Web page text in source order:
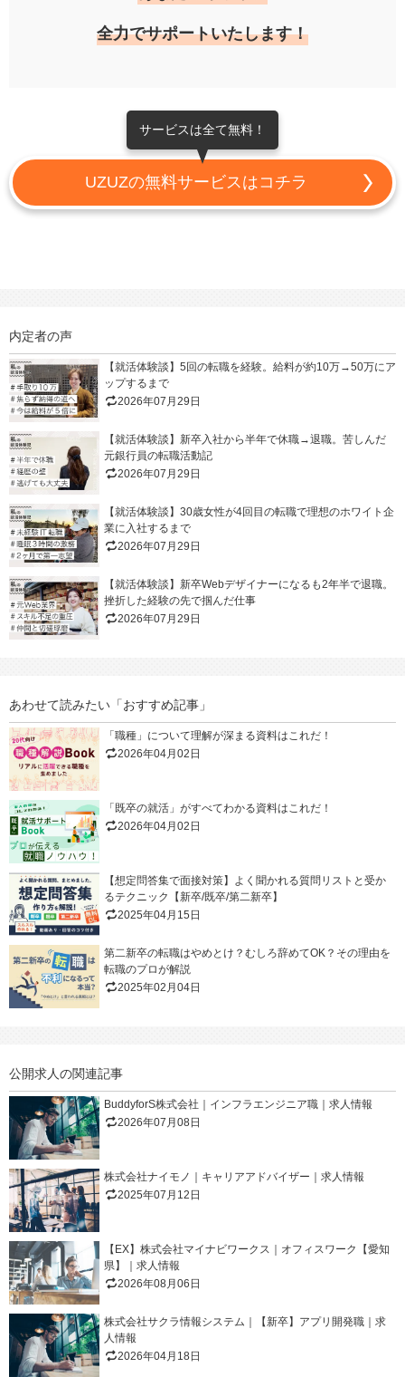
全力でサポートいたします！
サービスは全て無料！
UZUZの無料サービスはコチラ
内定者の声
【就活体験談】5回の転職を経験。給料が約10万→50万にア
ップするまで
2026年07月29日
【就活体験談】新卒入社から半年で休職→退職。苦しんだ
元銀行員の転職活動記
2026年07月29日
【就活体験談】30歳女性が4回目の転職で理想のホワイト企
業に入社するまで
2026年07月29日
【就活体験談】新卒Webデザイナーになるも2年半で退職。
挫折した経験の先で掴んだ仕事
2026年07月29日
あわせて読みたい「おすすめ記事」
「職種」について理解が深まる資料はこれだ！
2026年04月02日
「既卒の就活」がすべてわかる資料はこれだ！
2026年04月02日
【想定問答集で面接対策】よく聞かれる質問リストと受か
るテクニック【新卒/既卒/第二新卒】
2025年04月15日
第二新卒の転職はやめとけ？むしろ辞めてOK？その理由を
転職のプロが解説
2025年02月04日
公開求人の関連記事
BuddyforS株式会社｜インフラエンジニア職｜求人情報
2026年07月08日
株式会社ナイモノ｜キャリアアドバイザー｜求人情報
2025年07月12日
【EX】株式会社マイナビワークス｜オフィスワーク【愛知
県】｜求人情報
2026年08月06日
株式会社サクラ情報システム｜【新卒】アプリ開発職｜求
人情報
2026年04月18日